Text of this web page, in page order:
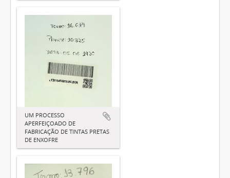
UM PROCESSO
APERFEIÇOADO DE
FABRICAÇÃO DE TINTAS PRETAS
DE ENXOFRE